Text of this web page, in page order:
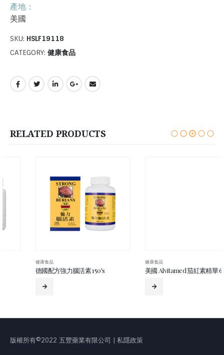
產地：
美國
SKU: HSLF19118
CATEGORY: 健康食品
RELATED PRODUCTS
德國配方強力腦活素 150’s 美國 Alvitamed 茄紅素精華 60’s
版權所有©2022 五豐藥業有限公司 | 私隱政策